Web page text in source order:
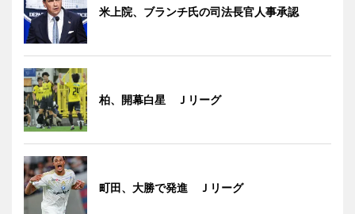
米上院、ブランチ氏の司法長官人事承認
柏、開幕白星 Ｊリーグ
町田、大勝で発進 Ｊリーグ